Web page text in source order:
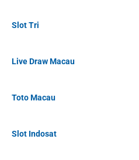
Slot Tri
Live Draw Macau
Toto Macau
Slot Indosat